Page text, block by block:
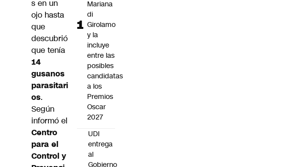
s en un
ojo hasta
que
descubrió
que tenía
14
gusanos
parasitari
os.
Según
informó el
Centro
para el
Control y
Mariana
di
Girolamo
y la
incluye
entre las
posibles
candidatas
a los
Premios
Oscar
2027
UDI
entrega
al
Gobierno